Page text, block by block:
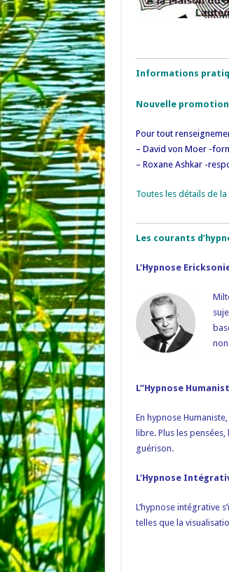
Informations
Nouvelle promotion
Pour tout
– David von Moer -
– Roxane Ashkar -
Toutes les détails de
Les courants
L’Hypnose
L’’Hypnose
En hypnose
libre. Plus les
guérison.
L’Hypnose
L’hypnose intégrative
telles que la